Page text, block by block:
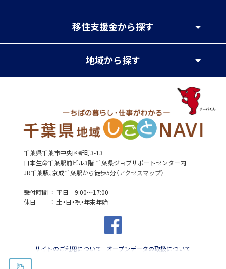
移住支援金から探す
地域から探す
千葉県千葉市中央区新町3-13
日本生命千葉駅前ビル3階 千葉県ジョブサポートセンター内
JR千葉駅、京成千葉駅から徒歩5分（アクセスマップ）
受付時間
平日 9:00～17:00
休日
土・日・祝・年末年始
サイトのご利用について オープンデータの取扱について